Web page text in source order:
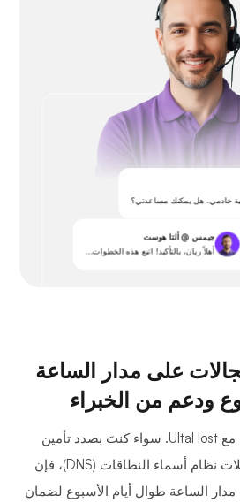
خادمي. هل يمكنك مساعدتي؟
جيمس @ ألتا هوست
أهلاً ريان، بالتأكيد! اتبع هذه الخطوات...
على مدار الساعة
ودعم من الخبراء
أدر أي نطاق بسهولة وثقة مع UltaHost. سواء كنتَ بصدد تأمين
نطاق جديد أو تحديث سجلات نظام أسماء النطاقات (DNS)، فإن
مدار الساعة طوال أيام الأسبوع لضمان